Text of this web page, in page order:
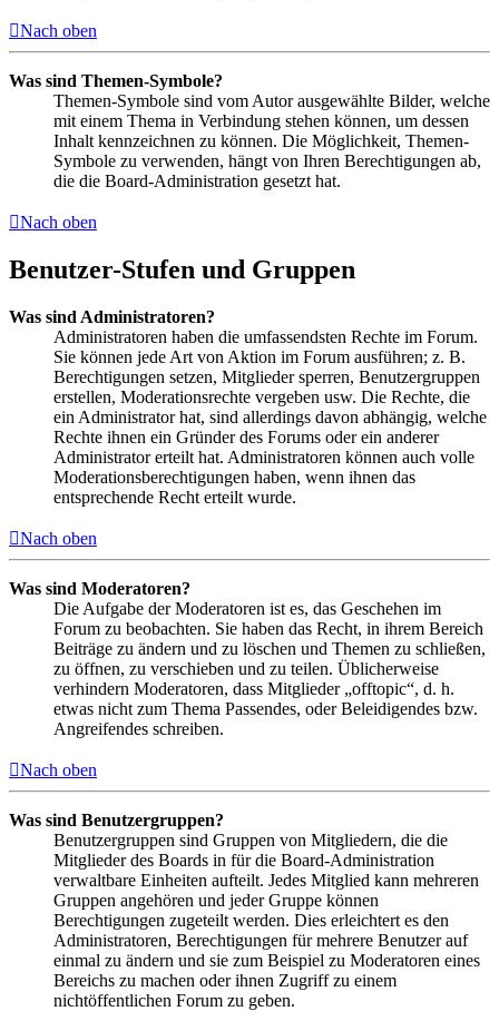
Nach oben
Was sind Themen-Symbole?
Themen-Symbole sind vom Autor ausgewählte Bilder, welche
mit einem Thema in Verbindung stehen können, um dessen
Inhalt kennzeichnen zu können. Die Möglichkeit, Themen-
Symbole zu verwenden, hängt von Ihren Berechtigungen ab,
die die Board-Administration gesetzt hat.
Nach oben
Benutzer-Stufen und Gruppen
Was sind Administratoren?
Administratoren haben die umfassendsten Rechte im Forum.
Sie können jede Art von Aktion im Forum ausführen; z. B.
Berechtigungen setzen, Mitglieder sperren, Benutzergruppen
erstellen, Moderationsrechte vergeben usw. Die Rechte, die
ein Administrator hat, sind allerdings davon abhängig, welche
Rechte ihnen ein Gründer des Forums oder ein anderer
Administrator erteilt hat. Administratoren können auch volle
Moderationsberechtigungen haben, wenn ihnen das
entsprechende Recht erteilt wurde.
Nach oben
Was sind Moderatoren?
Die Aufgabe der Moderatoren ist es, das Geschehen im
Forum zu beobachten. Sie haben das Recht, in ihrem Bereich
Beiträge zu ändern und zu löschen und Themen zu schließen,
zu öffnen, zu verschieben und zu teilen. Üblicherweise
verhindern Moderatoren, dass Mitglieder „offtopic“, d. h.
etwas nicht zum Thema Passendes, oder Beleidigendes bzw.
Angreifendes schreiben.
Nach oben
Was sind Benutzergruppen?
Benutzergruppen sind Gruppen von Mitgliedern, die die
Mitglieder des Boards in für die Board-Administration
verwaltbare Einheiten aufteilt. Jedes Mitglied kann mehreren
Gruppen angehören und jeder Gruppe können
Berechtigungen zugeteilt werden. Dies erleichtert es den
Administratoren, Berechtigungen für mehrere Benutzer auf
einmal zu ändern und sie zum Beispiel zu Moderatoren eines
Bereichs zu machen oder ihnen Zugriff zu einem
nichtöffentlichen Forum zu geben.